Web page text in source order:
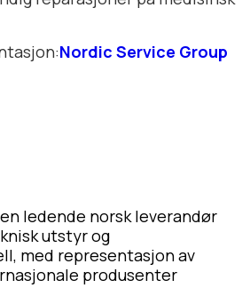
Nordic Service Group
ledende norsk leverandør
utstyr og
med representasjon av
produsenter